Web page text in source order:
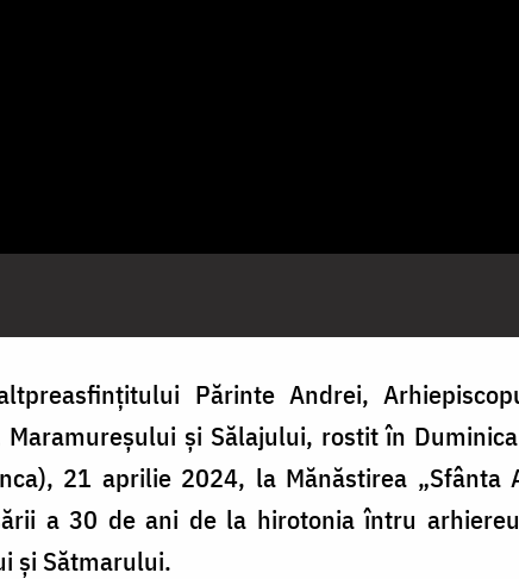
Părinte Andrei,
și Sălajului, rostit în
21 aprilie 2024, la Mănăstirea „Sfânta
a 30 de ani de la hirotonia întru
și Sătmarului.